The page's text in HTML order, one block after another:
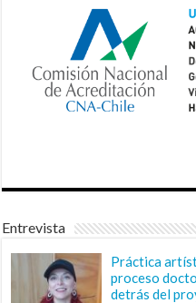
Entrevista
Práctica
proceso
detrás del